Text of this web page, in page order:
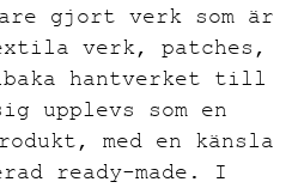
gjort verk som är
verk, patches,
hantverket till
upplevs som en
med en känsla
ready-made. I